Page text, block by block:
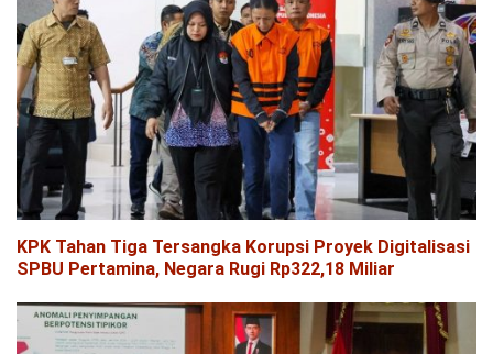
KPK Tahan Tiga Tersangka Korupsi Proyek Digitalisasi
SPBU Pertamina, Negara Rugi Rp322,18 Miliar